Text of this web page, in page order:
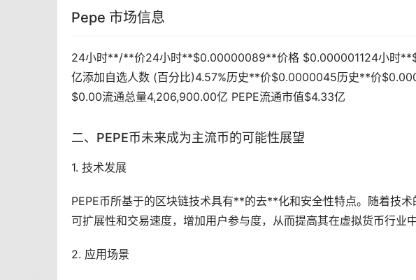
Pepe 市场信息
24小时**/**价24小时**$0.00000089**价格 $0.000001124小时
亿添加自选人数 (百分比)4.57%历史**价$0.0000045历史**价
$0.00流通总量4,206,900.00亿 PEPE流通市值$4.33亿
二、PEPE币未来成为主流币的可能性展望
1. 技术发展
PEPE币所基于的区块链技术具有**的去**化和安全性特点。随着技
可扩展性和交易速度，增加用户参与度，从而提高其在虚拟货币行业中
2. 应用场景